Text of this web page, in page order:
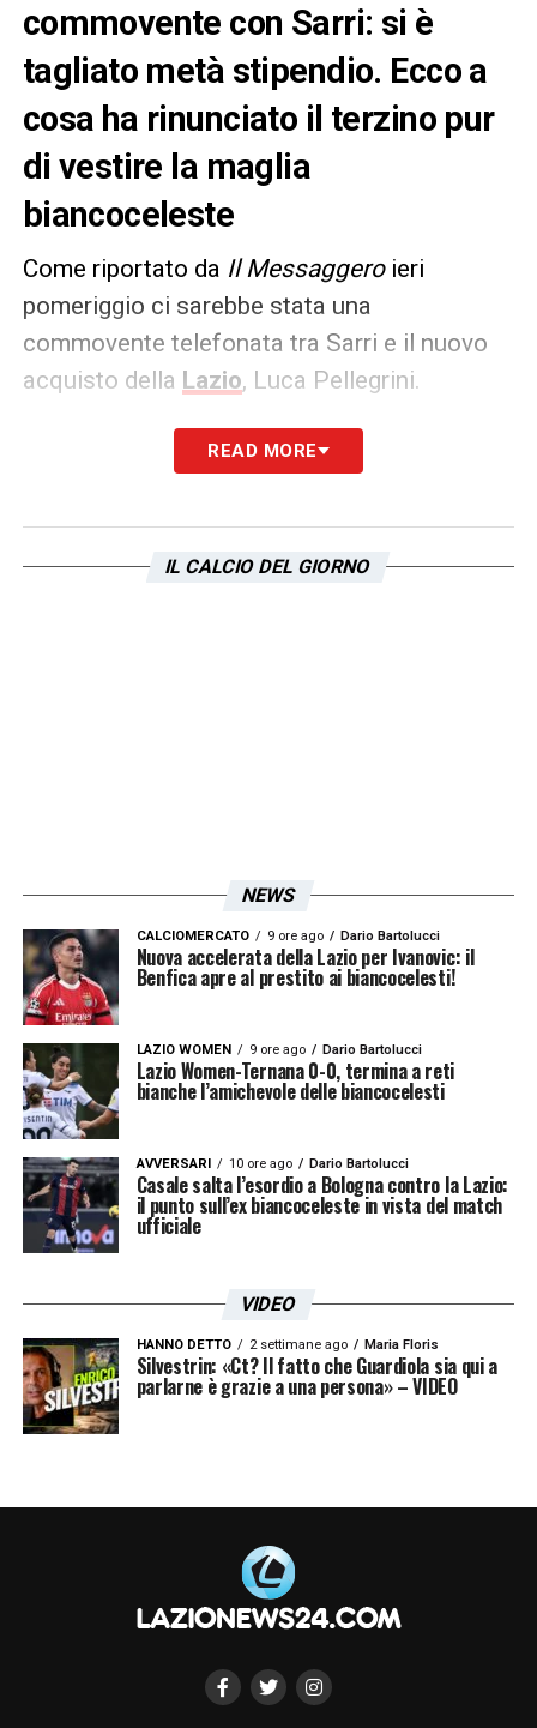
commovente con Sarri: si è
tagliato metà stipendio. Ecco a
cosa ha rinunciato il terzino pur
di vestire la maglia
biancoceleste
Come riportato da Il Messaggeroieri
pomeriggio ci sarebbe stata una
commovente telefonata tra Sarri e il nuovo
acquisto della Lazio, Luca Pellegrini.
Il terzino si sarebbe decurtato metà
stipendio pur di vestire la maglia
famiglia sin da piccolo, nonostante sia
READ MORE
IL CALCIO DEL GIORNO
NEWS
CALCIOMERCATO 9 ore ago Dario Bartolucci
Nuova accelerata della Lazio per Ivanovic: il
Benfica apre al prestito ai biancocelesti!
LAZIO WOMEN 9 ore ago Dario Bartolucci
Lazio Women-Ternana 0-0, termina a reti
bianche l’amichevole delle biancocelesti
AVVERSARI 10 ore ago Dario Bartolucci
Casale salta l’esordio a Bologna contro la Lazio:
il punto sull’ex biancoceleste in vista del match
ufficiale
VIDEO
HANNO DETTO 2 settimane ago Maria Floris
Silvestrin: «Ct? Il fatto che Guardiola sia qui a
parlarne è grazie a una persona» – VIDEO